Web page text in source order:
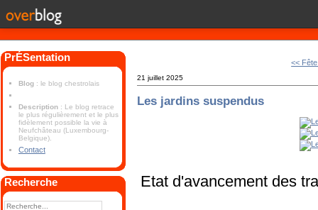
PrÉSentation
Blog : le blog chestrolais
Description : Le blog retrace
le plus régulièrement et le plus
fidèlement possible la vie à
Neufchâteau (Luxembourg-
Belgique).
Contact
Recherche
<<
21 juillet 2025
Les jardins suspendus
Etat d'avancement des